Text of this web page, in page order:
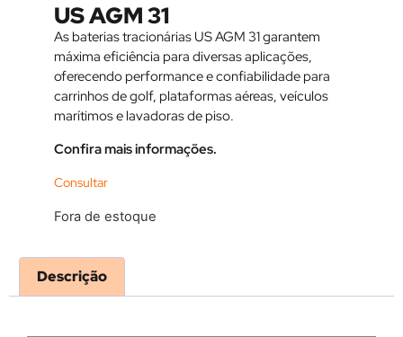
US AGM 31
As baterias tracionárias US AGM 31 garantem
máxima eficiência para diversas aplicações,
oferecendo performance e confiabilidade para
carrinhos de golf, plataformas aéreas, veículos
marítimos e lavadoras de piso.
Confira mais informações.
Fora de estoque
Descrição